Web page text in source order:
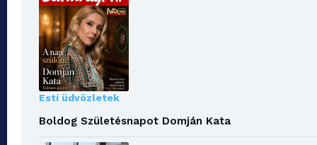
Esti üdvözletek
Boldog Születésnapot Domján Kata